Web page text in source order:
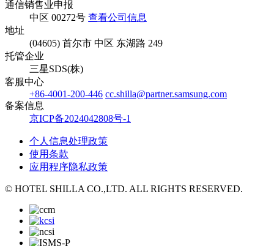
通信销售业申报
中区 00272号 查看公司信息
地址
(04605) 首尔市 中区 东湖路 249
托管企业
三星SDS(株)
客服中心
+86-4001-200-446 cc.shilla@partner.samsung.com
备案信息
京ICP备2024042808号-1
个人信息处理政策
使用条款
应用程序隐私政策
© HOTEL SHILLA CO.,LTD. ALL RIGHTS RESERVED.